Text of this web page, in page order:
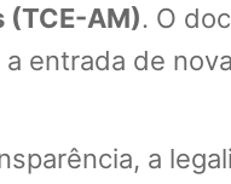
(TCE-AM). O
entrada de
a